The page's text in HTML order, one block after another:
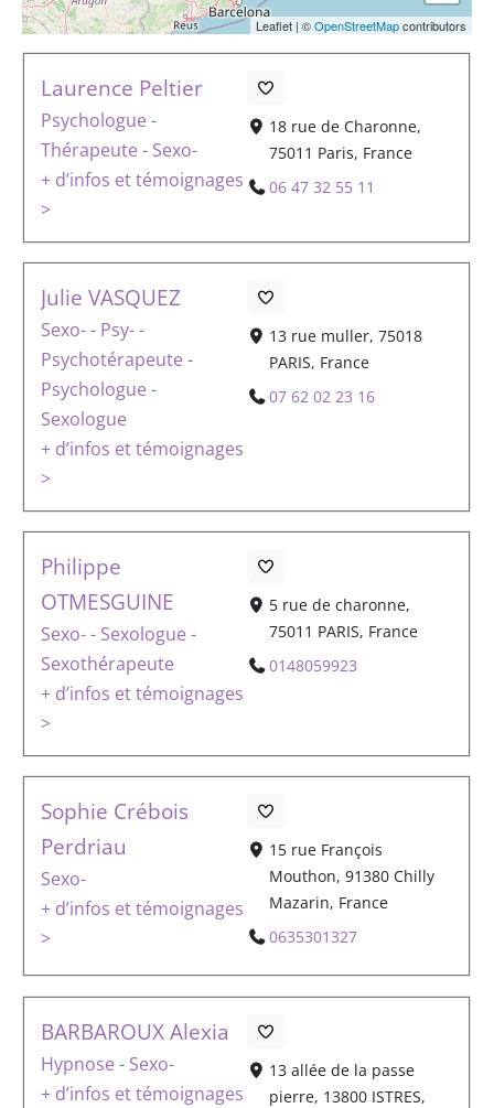
Laurence Peltier
Psychologue -
Thérapeute - Sexo-
+ d’infos et témoignages
>
18 rue de Charonne,
75011 Paris, France
06 47 32 55 11
Julie VASQUEZ
Sexo-- Psy--
Psychotérapeute -
Psychologue -
Sexologue
+ d’infos et témoignages
>
13 rue muller, 75018
PARIS, France
07 62 02 23 16
Philippe
OTMESGUINE
Sexo-- Sexologue -
Sexothérapeute
+ d’infos et témoignages
>
5 rue de charonne,
75011 PARIS, France
0148059923
Sophie Crébois
Perdriau
Sexo-
+ d’infos et témoignages
>
15 rue François
Mouthon, 91380 Chilly
Mazarin, France
0635301327
BARBAROUX Alexia
Hypnose - Sexo-
+ d’infos et témoignages
13 allée de la passe
pierre, 13800 ISTRES,
Leaflet | ©OpenStreetMapcontributors